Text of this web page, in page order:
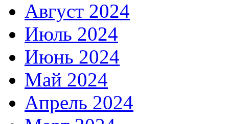
Август 2024
Июль 2024
Июнь 2024
Май 2024
Апрель 2024